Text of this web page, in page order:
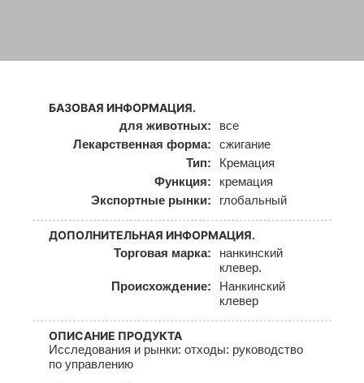
БАЗОВАЯ ИНФОРМАЦИЯ.
для животных:
все
Лекарственная форма:
сжигание
Тип:
Кремация
Функция:
кремация
Экспортные рынки:
глобальный
ДОПОЛНИТЕЛЬНАЯ ИНФОРМАЦИЯ.
Торговая марка:
нанкинский
клевер.
Происхождение:
Нанкинский
клевер
ОПИСАНИЕ ПРОДУКТА
Исследования и рынки: отходы: руководство
по управлению